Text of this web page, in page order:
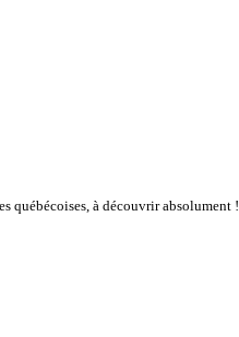
québécoises, à découvrir absolument !